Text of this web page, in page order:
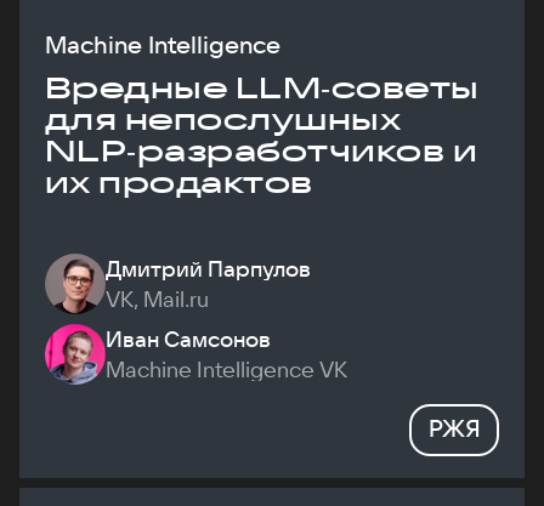
Machine Intelligence
Вредные LLM‑советы
для непослушных
NLP‑разработчиков и
их продактов
Дмитрий Парпулов
VK, Mail.ru
Иван Самсонов
Machine Intelligence VK
РЖЯ